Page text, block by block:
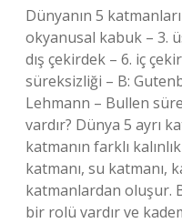
Dünyanın 5
okyanusal kabuk – 3.
dış çekirdek – 6. iç
süreksizliği – B:
Lehmann – Bullen
vardır? Dünya 5 ayrı
katmanın farklı
katmanı, su katmanı,
katmanlardan oluşur.
bir rolü vardır ve